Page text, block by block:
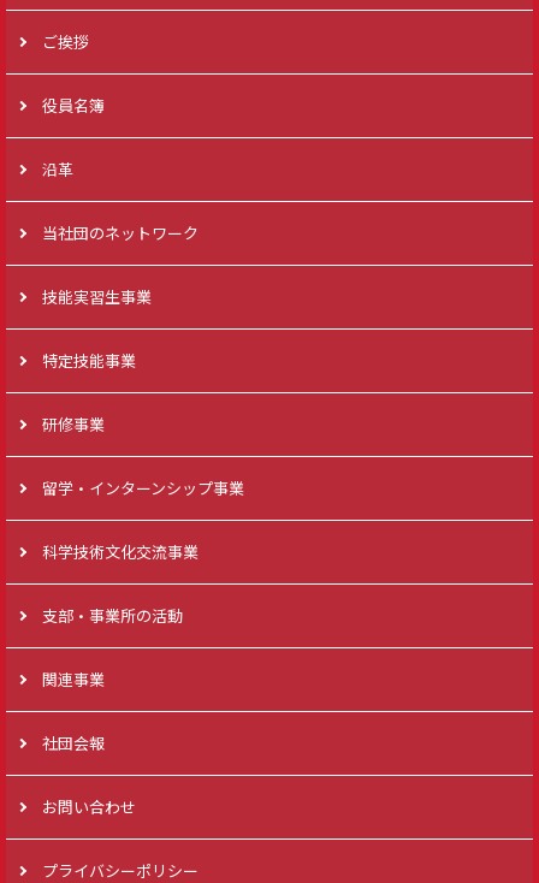
ご挨拶
役員名簿
沿革
当社団のネットワーク
技能実習生事業
特定技能事業
研修事業
留学・インターンシップ事業
科学技術文化交流事業
支部・事業所の活動
関連事業
社団会報
お問い合わせ
プライバシーポリシー